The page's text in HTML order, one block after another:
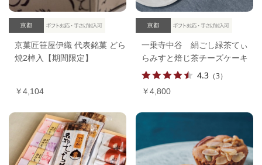
京菓匠笹屋伊織 代表銘菓 どら
焼2棹入【期間限定】
￥4,104
一乗寺中谷 絹ごし緑茶てぃ
らみすと焙じ茶チーズケーキ
4.3 （3）
￥4,800